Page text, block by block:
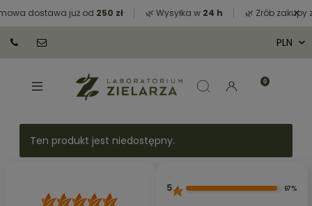
dostawa już od 250 zł 🌿 Wysyłka w24 h 🌿 Zrób zakupy za
×
Ten produkt jest niedostępny.
5 97%